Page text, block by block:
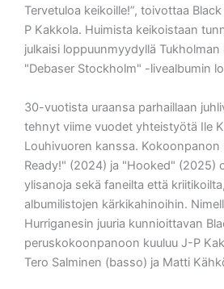
Tervetuloa keikoille!”, toivottaa
P Kakkola. Huimista keikoistaan
julkaisi loppuunmyydyllä
"Debaser Stockholm" -livealbumin
30-vuotista uraansa parhaillaan
tehnyt viime vuodet yhteistyötä Ile
Louhivuoren kanssa.
Ready!" (2024) ja "Hooked" (2025)
ylisanoja sekä faneilta että
albumilistojen kärkikahinoihin.
Hurriganesin juuria kunnioittavan
peruskokoonpanoon kuuluu J-P
Tero Salminen (basso) ja Matti